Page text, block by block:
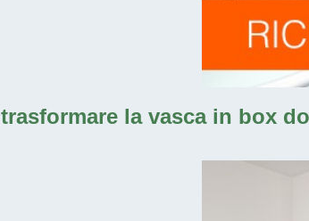
trasformare la vasca in box